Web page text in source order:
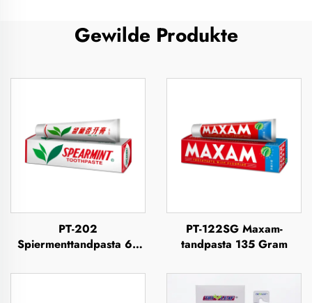
Gewilde Produkte
PT-202
Spiermenttandpasta 63
PT-122SG Maxam-
tandpasta 135 Gram